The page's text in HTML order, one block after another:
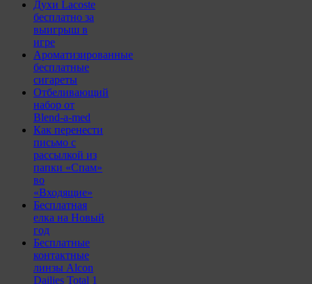
Духи Lacoste
бесплатно за
выигрыш в
игре
Ароматизированные
бесплатные
сигареты
Отбеливающий
набор от
Blend-a-med
Как перенести
письмо с
рассылкой из
папки «Спам»
во
«Входящие»
Бесплатная
елка на Новый
год
Бесплатные
контактные
линзы Alcon
Dailies Total 1